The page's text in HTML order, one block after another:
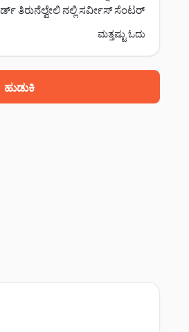
ತಿರುನೆಲ್ವೇಲಿ ನಲ್ಲಿ ಸರ್ವೀಸ್‌ ಸೆಂಟರ್‌
ಮತ್ತಷ್ಟು ಓದು
ಹುಡುಕಿ